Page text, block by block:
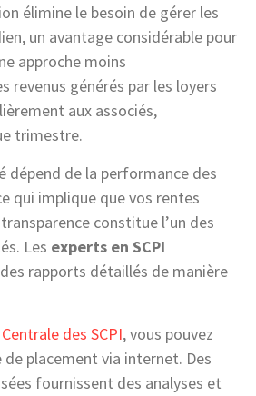
élimine le besoin de gérer les
un avantage considérable pour
approche moins
revenus générés par les loyers
aux associés,
trimestre.
dépend de la performance des
qui implique que vos rentes
constitue l’un des
Les experts en SCPI
rapports détaillés de manière
des SCPI, vous pouvez
placement via internet. Des
fournissent des analyses et